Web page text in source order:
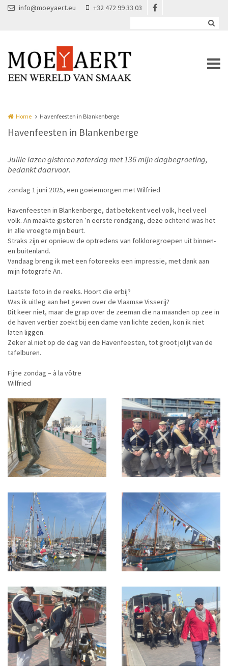
Overslaan en naar de inhoud gaan
info@moeyaert.eu +32 472 99 33 03
Home Havenfeesten in Blankenberge
Havenfeesten in Blankenberge
Jullie lazen gisteren zaterdag met 136 mijn dagbegroeting,
bedankt daarvoor.
zondag 1 juni 2025, een goeiemorgen met Wilfried
Havenfeesten in Blankenberge, dat betekent veel volk, heel veel
volk. An maakte gisteren ’n eerste rondgang, deze ochtend was het
in alle vroegte mijn beurt.
Straks zijn er opnieuw de optredens van folkloregroepen uit binnen-
en buitenland.
Vandaag breng ik met een fotoreeks een impressie, met dank aan
mijn fotografe An.
Laatste foto in de reeks. Hoort die erbij?
Was ik uitleg aan het geven over de Vlaamse Visserij?
Dit keer niet, maar de grap over de zeeman die na maanden op zee in
de haven vertier zoekt bij een dame van lichte zeden, kon ik niet
laten liggen.
Zeker al niet op de dag van de Havenfeesten, tot groot jolijt van de
tafelburen.
Fijne zondag – à la vôtre
Wilfried